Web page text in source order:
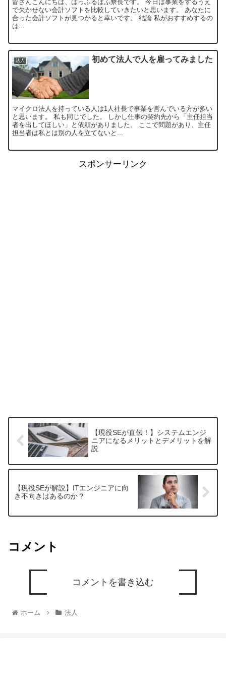
皆さんこんにちは、はっふるぱふ寮長です。 今日は事業をするうえ
で欠かせない会計ソフトを比較していきたいと思います。 あなたに
合った会計ソフトが見つかると幸いです。 結論 私がおすすめするの
は...
法人 初めて法人で人を雇ってみました
マイクロ法人を持っている人は1人社長で事業を営んでいる方が多い
と思います。 私も同じでした。 しかし仕事の契約先から「主任担当
者を出してほしい」と依頼がありました。 ここで問題があり、主任
担当者は私とは別の人を立てないと...
スポンサーリンク
【現役SEが直伝！】システムエンジ
ニアになるメリットとデメリットを解
説
【現役SEが解説】ITエンジニアに向
き不向きはあるのか？
コメント
コメントを書き込む
ホーム 法人